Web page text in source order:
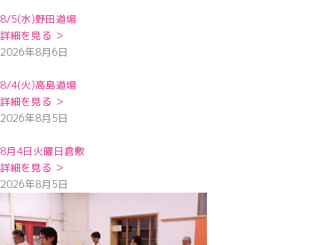
8/5(水)野田道場
詳細を見る ＞
2026年8月6日
8/4(火)高島道場
詳細を見る ＞
2026年8月5日
8月4日火曜日倉敷
詳細を見る ＞
2026年8月5日